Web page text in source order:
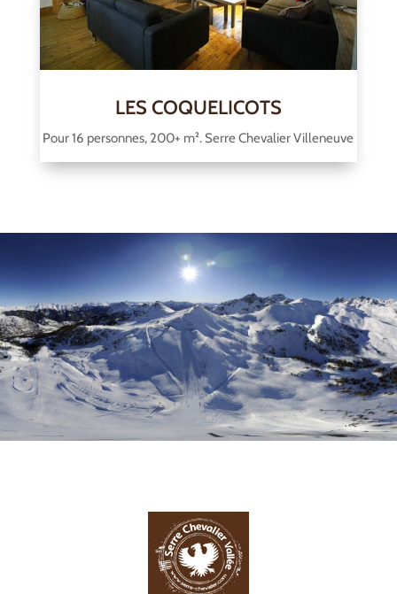
LES COQUELICOTS
Pour 16 personnes, 200+ m². Serre Chevalier Villeneuve